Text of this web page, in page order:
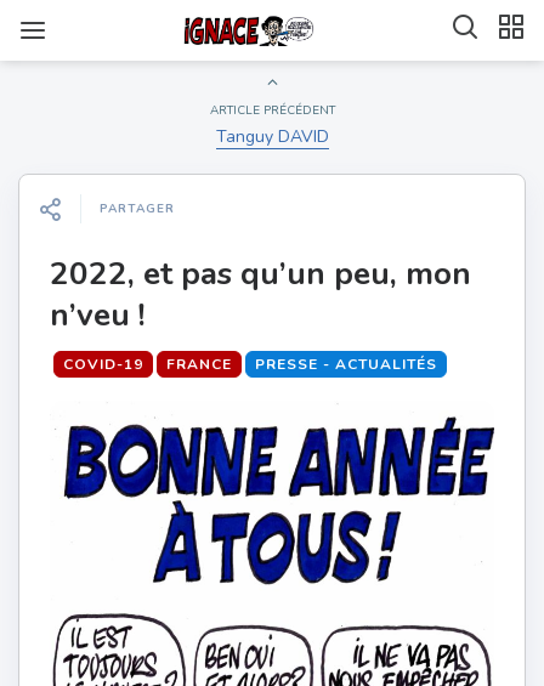
ARTICLE PRÉCÉDENT
Tanguy DAVID
PARTAGER
2022, et pas qu’un peu, mon
n’veu !
COVID-19 FRANCE PRESSE - ACTUALITÉS